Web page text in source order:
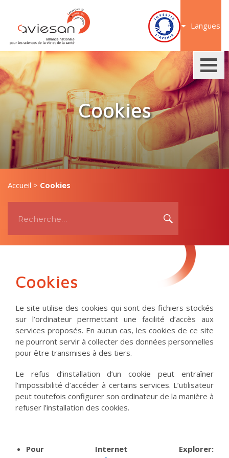
contenu
Langues
Cookies
Accueil > Cookies
Recherche
Cookies
Le site utilise des cookies qui sont des fichiers stockés
sur l’ordinateur permettant une facilité d’accès aux
services proposés. En aucun cas, les cookies de ce site
ne pourront servir à collecter des données personnelles
pour être transmises à des tiers.
Le refus d’installation d’un cookie peut entraîner
l’impossibilité d’accéder à certains services. L’utilisateur
peut toutefois configurer son ordinateur de la manière à
refuser l’installation des cookies.
Pour Internet Explorer: